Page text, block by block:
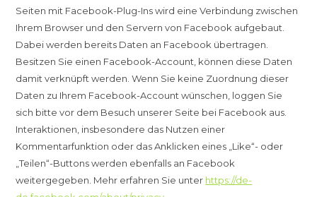
Seiten mit Facebook-Plug-Ins wird eine Verbindung zwischen
Ihrem Browser und den Servern von Facebook aufgebaut.
Dabei werden bereits Daten an Facebook übertragen.
Besitzen Sie einen Facebook-Account, können diese Daten
damit verknüpft werden. Wenn Sie keine Zuordnung dieser
Daten zu Ihrem Facebook-Account wünschen, loggen Sie
sich bitte vor dem Besuch unserer Seite bei Facebook aus.
Interaktionen, insbesondere das Nutzen einer
Kommentarfunktion oder das Anklicken eines „Like“- oder
„Teilen“-Buttons werden ebenfalls an Facebook
weitergegeben. Mehr erfahren Sie unter https://de-